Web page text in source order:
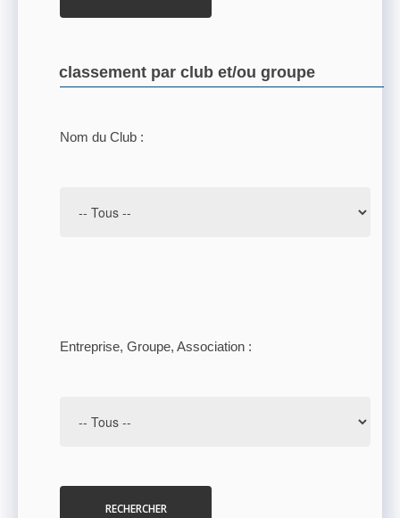
classement par club et/ou groupe
Nom du Club :
Entreprise, Groupe, Association :
RECHERCHER